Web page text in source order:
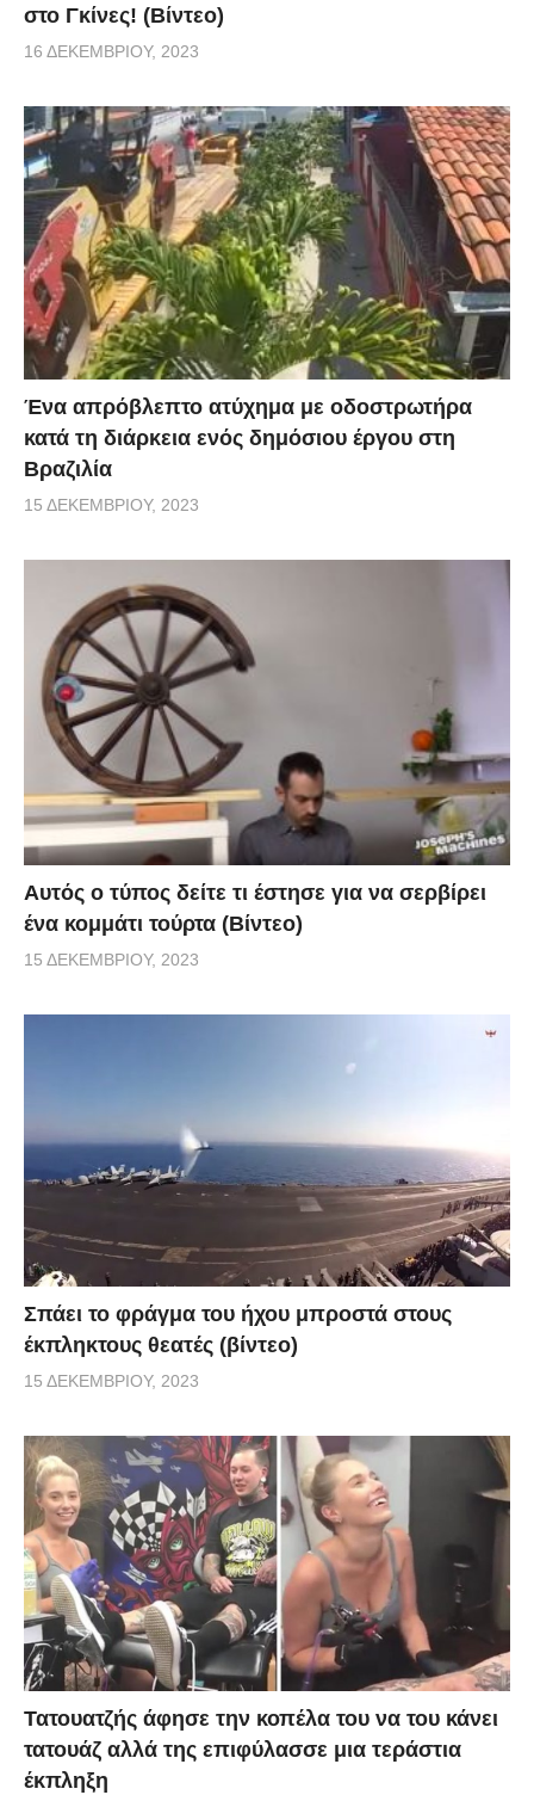
στο Γκίνες! (Βίντεο)
16 ΔΕΚΕΜΒΡΊΟΥ, 2023
Ένα απρόβλεπτο ατύχημα με οδοστρωτήρα
κατά τη διάρκεια ενός δημόσιου έργου στη
Βραζιλία
15 ΔΕΚΕΜΒΡΊΟΥ, 2023
Αυτός ο τύπος δείτε τι έστησε για να σερβίρει
ένα κομμάτι τούρτα (Βίντεο)
15 ΔΕΚΕΜΒΡΊΟΥ, 2023
Σπάει το φράγμα του ήχου μπροστά στους
έκπληκτους θεατές (βίντεο)
15 ΔΕΚΕΜΒΡΊΟΥ, 2023
Τατουατζής άφησε την κοπέλα του να του κάνει
τατουάζ αλλά της επιφύλασσε μια τεράστια
έκπληξη